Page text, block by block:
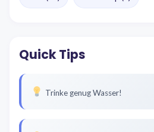
Quick Tips
Trinke genug Wasser!